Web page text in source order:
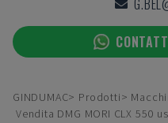
GINDUMAC Prodotti
Vendita DMG MORI CLX 550